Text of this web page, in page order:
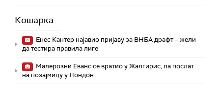
Кошарка
Енес Кантер најавио пријаву за ВНБА драфт – жели
да тестира правила лиге
Малерозни Еванс се вратио у Жалгирис, па послат
на позајмицу у Лондон